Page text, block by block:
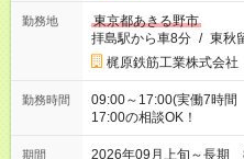
勤務地
東京都あきる野市
拝島駅から車8分 / 東秋
梶原鉄筋工業株式会社
勤務時間
09:00～17:00(実働7時
17:00の相談OK！
期間 2026年09月上旬～長期